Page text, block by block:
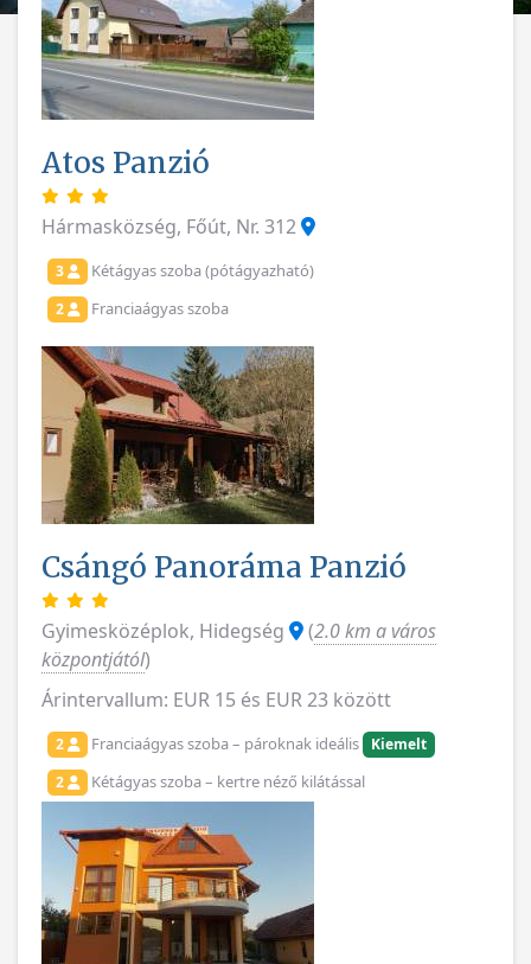
Atos Panzió
Hármasközség, Főút, Nr. 312
3 Kétágyas szoba (pótágyazható)
2 Franciaágyas szoba
Csángó Panoráma Panzió
Gyimesközéplok, Hidegség (2.0 km a város
központjától)
Árintervallum: EUR 15 és EUR 23 között
2 Franciaágyas szoba – pároknak ideális
Kiemelt
2
Kétágyas szoba – kertre néző kilátással